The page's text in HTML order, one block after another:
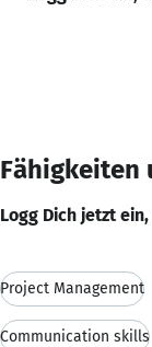
Fähigkeiten
Logg Dich jetzt
Project Management
Communication skills